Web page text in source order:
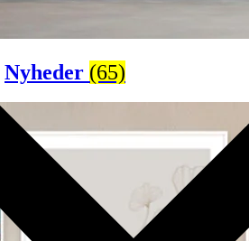
Nyheder (65)